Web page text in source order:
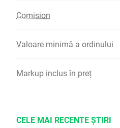
Comision
Valoare minimă a ordinului
Markup inclus în preț
CELE MAI RECENTE ȘTIRI